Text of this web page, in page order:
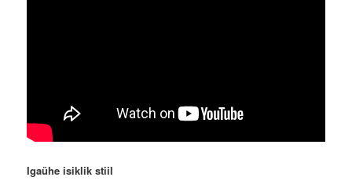
Igaühe isiklik stiil